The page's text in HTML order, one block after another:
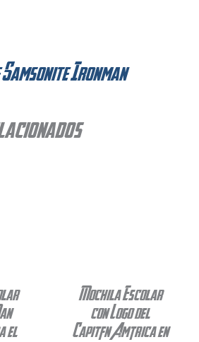
Ironman
el
Mochila Escolar
con Logo del
Capitán América en